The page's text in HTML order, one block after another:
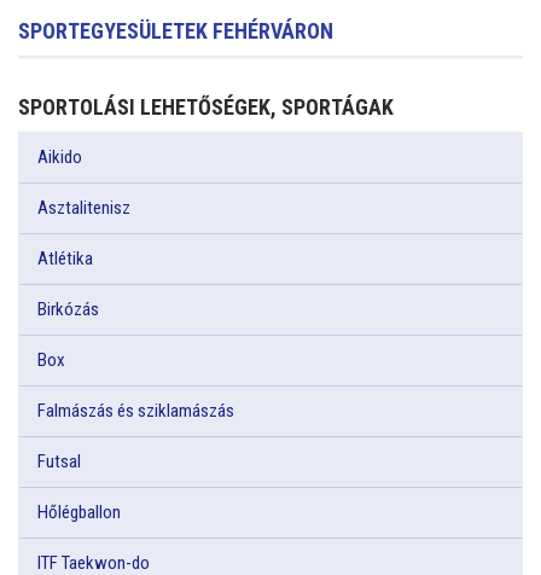
SPORTEGYESÜLETEK FEHÉRVÁRON
SPORTOLÁSI LEHETŐSÉGEK, SPORTÁGAK
Aikido
Asztalitenisz
Atlétika
Birkózás
Box
Falmászás és sziklamászás
Futsal
Hőlégballon
ITF Taekwon-do